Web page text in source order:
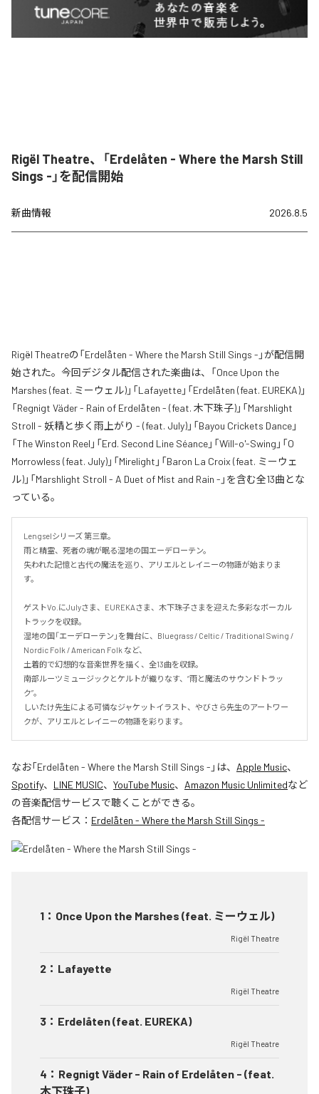
Rigël Theatre、「Erdelåten - Where the Marsh Still
Sings -」を配信開始
新曲情報 2026.8.5
Rigël Theatreの「Erdelåten - Where the Marsh Still Sings -」が配信開
始された。今回デジタル配信された楽曲は、「Once Upon the
Marshes (feat. ミーウェル)」「Lafayette」「Erdelåten (feat. EUREKA)」
「Regnigt Väder - Rain of Erdelåten - (feat. 木下珠子)」「Marshlight
Stroll - 妖精と歩く雨上がり - (feat. July)」「Bayou Crickets Dance」
「The Winston Reel」「Erd. Second Line Séance」「Will-o'-Swing」「O
Morrowless (feat. July)」「Mirelight」「Baron La Croix (feat. ミーウェ
ル)」「Marshlight Stroll - A Duet of Mist and Rain -」を含む全13曲とな
っている。
Lengselシリーズ 第三章。
雨と精霊、死者の魂が眠る湿地の国エーデローテン。
失われた記憶と古代の魔法を巡り、アリエルとレイニーの物語が始まりま
す。
ゲストVo.にJulyさま、EUREKAさま、木下珠子さまを迎えた多彩なボーカル
トラックを収録。
湿地の国「エーデローテン」を舞台に、Bluegrass / Celtic / Traditional Swing /
Nordic Folk / American Folk など、
土着的で幻想的な音楽世界を描く、全13曲を収録。
南部ルーツミュージックとケルトが織りなす、“雨と魔法のサウンドトラッ
ク”。
しいたけ先生による可憐なジャケットイラスト、やびさら先生のアートワー
クが、アリエルとレイニーの物語を彩ります。
なお「Erdelåten - Where the Marsh Still Sings - 」は、 Apple Music、
Spotify、 LINE MUSIC、 YouTube Music、 Amazon Music Unlimitedなど
の音楽配信サービスで聴くことができる。
各配信サービス： Erdelåten - Where the Marsh Still Sings -
1 ： Once Upon the Marshes (feat. ミーウェル)
Rigël Theatre
2 ： Lafayette
Rigël Theatre
3 ： Erdelåten (feat. EUREKA)
Rigël Theatre
4 ： Regnigt Väder - Rain of Erdelåten - (feat.
木下珠子)